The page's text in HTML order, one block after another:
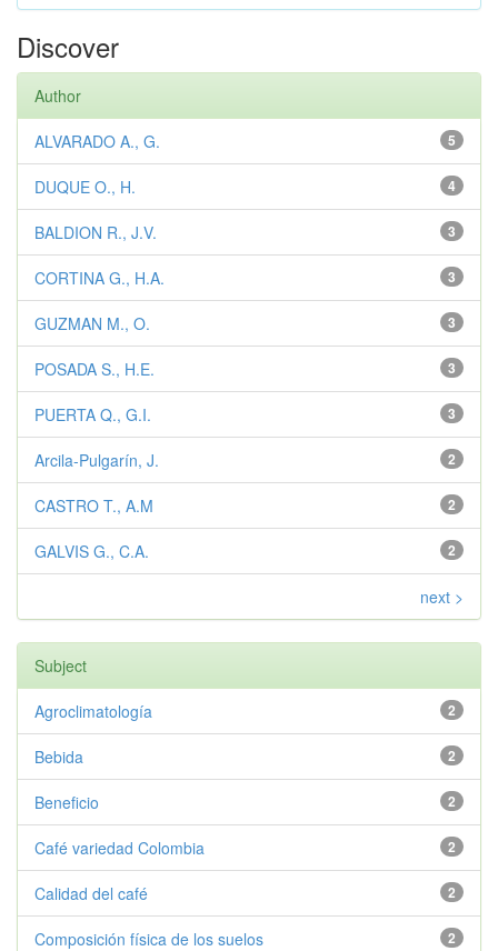
Discover
Author
5
ALVARADO A., G.
4
DUQUE O., H.
3
BALDION R., J.V.
3
CORTINA G., H.A.
3
GUZMAN M., O.
3
POSADA S., H.E.
3
PUERTA Q., G.I.
2
Arcila-Pulgarín, J.
2
CASTRO T., A.M
2
GALVIS G., C.A.
next >
Subject
2
Agroclimatología
2
Bebida
2
Beneficio
2
Café variedad Colombia
2
Calidad del café
2
Composición física de los suelos